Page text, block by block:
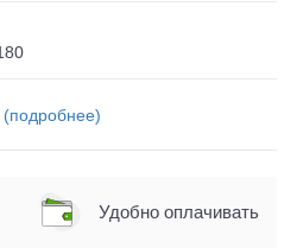
(подробнее)
Удобно оплачивать